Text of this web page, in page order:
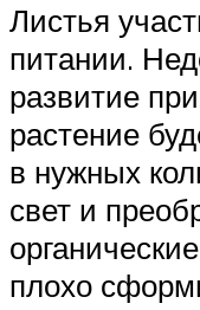
Листья
питании.
развитие
растение
в нужных
свет и
плохо